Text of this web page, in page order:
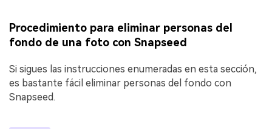
Procedimiento para eliminar personas del
fondo de una foto con Snapseed
Si sigues las instrucciones enumeradas en esta sección,
es bastante fácil eliminar personas del fondo con
Snapseed.